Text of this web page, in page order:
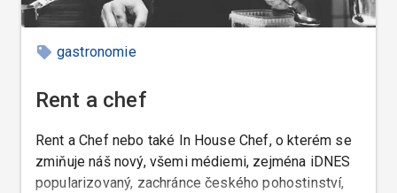
gastronomie
Rent a chef
Rent a Chef nebo také In House Chef, o kterém se
zmiňuje náš nový, všemi médiemi, zejména iDNES
popularizovaný, zachránce českého pohostinství,